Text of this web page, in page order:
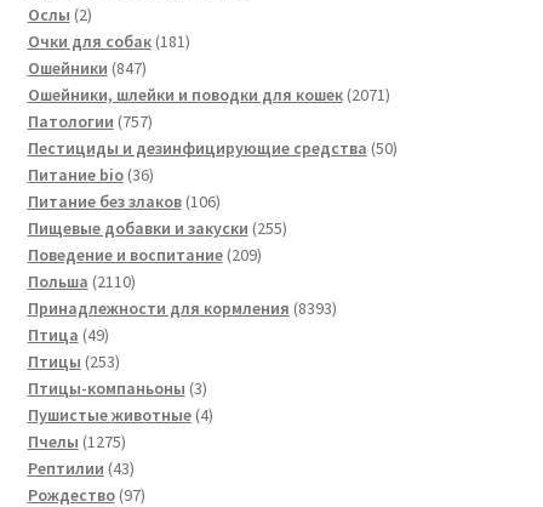
Ослы 22
товара
Очки для собак 181181
Ошейники 847847
товаров
Ошейники, шлейки и поводки для кошек 20712071
Патологии 757757
товаров
Пестициды и дезинфицирующие средства 5050
Питание bio 3636
товаров
Питание без злаков 106106
товаров
Пищевые добавки и закуски 255255
Поведение и воспитание 209209
Польша 21102110
товаров
Принадлежности для кормления 83938393
Птица 4949
товаров
Птицы 253253
товара
Птицы-компаньоны 33
товара
Пушистые животные 44
Пчелы 12751275
товаров
Рептилии 4343
товара
Рождество 9797